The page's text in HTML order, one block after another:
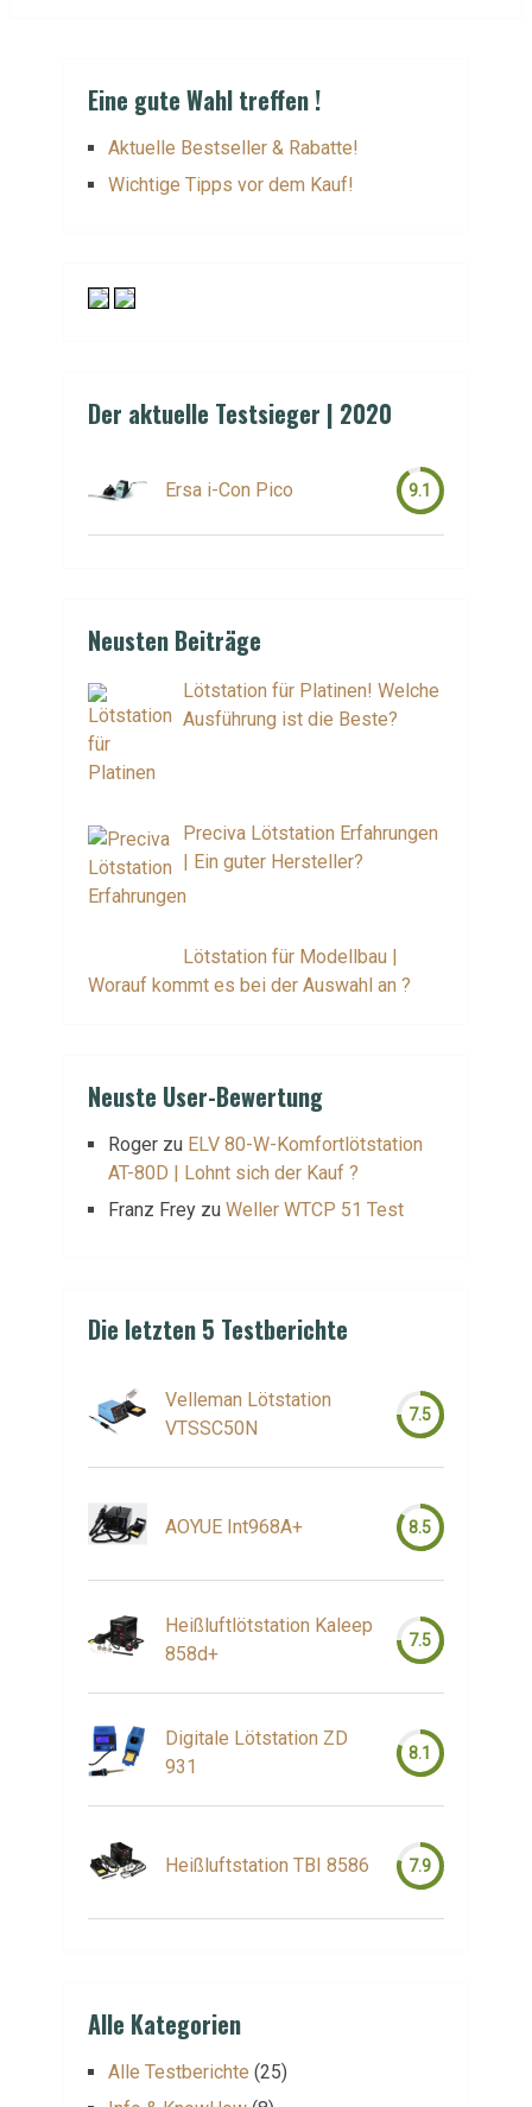
Eine gute Wahl treffen !
Aktuelle Bestseller & Rabatte!
Wichtige Tipps vor dem Kauf!
Der aktuelle Testsieger | 2020
Ersa i-Con Pico 9.1
Neusten Beiträge
Lötstation für Platinen! Welche
Ausführung ist die Beste?
Preciva Lötstation Erfahrungen
| Ein guter Hersteller?
Lötstation für Modellbau |
Worauf kommt es bei der Auswahl an ?
Neuste User-Bewertung
Rogerzu ELV 80-W-Komfortlötstation
AT-80D | Lohnt sich der Kauf ?
Franz Freyzu Weller WTCP 51 Test
Die letzten 5 Testberichte
Velleman Lötstation
VTSSC50N
7.5
AOYUE Int968A+ 8.5
Heißluftlötstation Kaleep
858d+
7.5
Digitale Lötstation ZD
931
8.1
Heißluftstation TBI 8586 7.9
Alle Kategorien
Alle Testberichte (25)